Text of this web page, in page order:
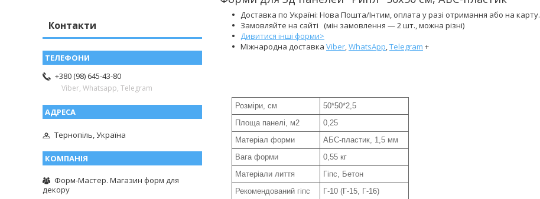
Доставка по Україні: Нова Пошта/Інтим, оплата у разі отримання або на карту.
Замовляйте на сайті (мін замовлення — 2 шт., можна різні)
Дивитися інші форми>
Міжнародна доставка Viber,WhatsApp,Telegram +
Розміри, см
50*50*2,5
Площа панелі, м2
0,25
Матеріал форми
АБС-пластик, 1,5 мм
Вага форми
0,55 кг
Матеріали лиття
Гіпс, Бетон
Рекомендований гіпс
Г-10 (Г-15, Г-16)
Контакти
+380 (98) 645-43-80
Viber, Whatsapp, Telegram
Тернопіль, Україна
Форм-Мастер. Магазин форм для
декору